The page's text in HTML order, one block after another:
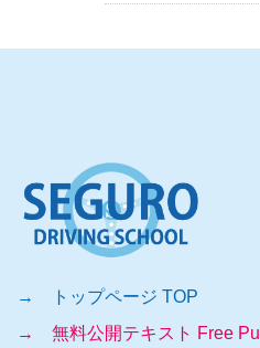
→ トップページ TOP
→ 無料公開テキスト Free